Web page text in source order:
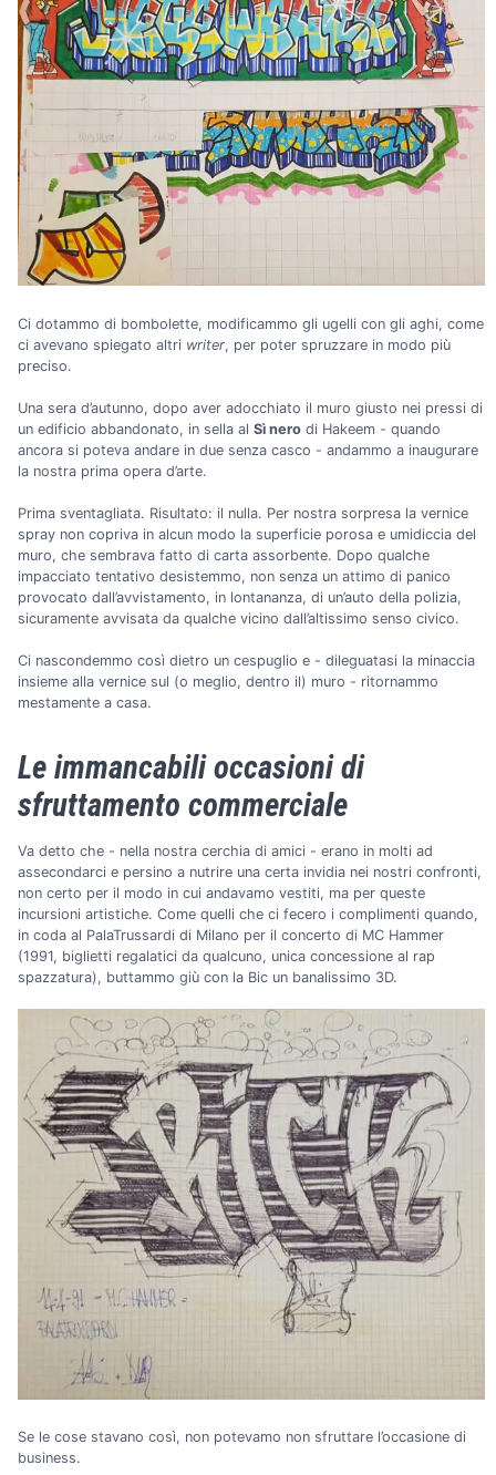
Ci dotammo di bombolette, modificammo gli ugelli con gli aghi, come
ci avevano spiegato altri writer, per poter spruzzare in modo più
preciso.
Una sera d’autunno, dopo aver adocchiato il muro giusto nei pressi di
un edificio abbandonato, in sella al Sì nero di Hakeem - quando
ancora si poteva andare in due senza casco - andammo a inaugurare
la nostra prima opera d’arte.
Prima sventagliata. Risultato: il nulla. Per nostra sorpresa la vernice
spray non copriva in alcun modo la superficie porosa e umidiccia del
muro, che sembrava fatto di carta assorbente. Dopo qualche
impacciato tentativo desistemmo, non senza un attimo di panico
provocato dall’avvistamento, in lontananza, di un’auto della polizia,
sicuramente avvisata da qualche vicino dall’altissimo senso civico.
Ci nascondemmo così dietro un cespuglio e - dileguatasi la minaccia
insieme alla vernice sul (o meglio, dentro il) muro - ritornammo
mestamente a casa.
Le immancabili occasioni di
sfruttamento commerciale
Va detto che - nella nostra cerchia di amici - erano in molti ad
assecondarci e persino a nutrire una certa invidia nei nostri confronti,
non certo per il modo in cui andavamo vestiti, ma per queste
incursioni artistiche. Come quelli che ci fecero i complimenti quando,
in coda al PalaTrussardi di Milano per il concerto di MC Hammer
(1991, biglietti regalatici da qualcuno, unica concessione al rap
spazzatura), buttammo giù con la Bic un banalissimo 3D.
Se le cose stavano così, non potevamo non sfruttare l’occasione di
business.